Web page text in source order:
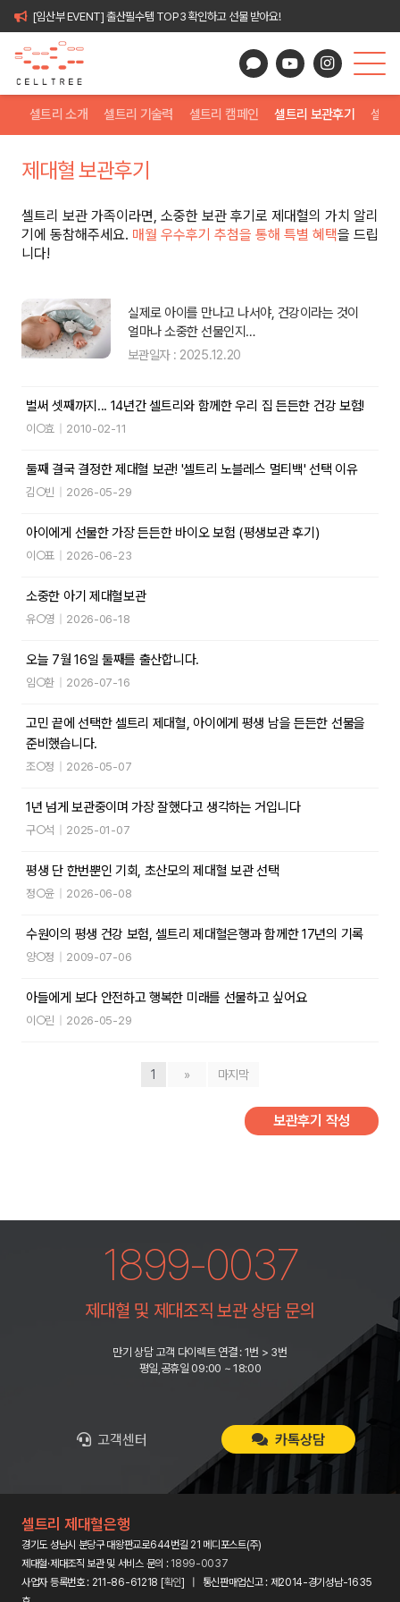
[임산부 EVENT] 출산필수템 TOP3 확인하고 선물 받아요!
셀트리 소개 셀트리 기술력 셀트리 캠페인 셀트리 보관후기 셀트
제대혈 보관후기
셀트리 보관 가족이라면, 소중한 보관 후기로 제대혈의 가치 알리
기에 동참해주세요. 매월 우수후기 추첨을 통해 특별 혜택을 드립
니다!
실제로 아이를 만나고 나서야, 건강이라는 것이
얼마나 소중한 선물인지…
보관일자 : 2025.12.20
벌써 셋째까지... 14년간 셀트리와 함께한 우리 집 든든한 건강 보험!
이○효 2010-02-11
둘째 결국 결정한 제대혈 보관! '셀트리 노블레스 멀티백' 선택 이유
김○빈 2026-05-29
아이에게 선물한 가장 든든한 바이오 보험 (평생보관 후기)
이○표 2026-06-23
소중한 아기 제대혈보관
유○영 2026-06-18
오늘 7월 16일 둘째를 출산합니다.
임○환 2026-07-16
고민 끝에 선택한 셀트리 제대혈, 아이에게 평생 남을 든든한 선물을
준비했습니다.
조○정 2026-05-07
1년 넘게 보관중이며 가장 잘했다고 생각하는 거입니다
구○석 2025-01-07
평생 단 한번뿐인 기회, 초산모의 제대혈 보관 선택
정○윤 2026-06-08
수원이의 평생 건강 보험, 셀트리 제대혈은행과 함께한 17년의 기록
양○정 2009-07-06
아들에게 보다 안전하고 행복한 미래를 선물하고 싶어요
이○린 2026-05-29
1 » 마지막
보관후기 작성
1899-0037
제대혈 및 제대조직 보관 상담 문의
만기 상담 고객 다이렉트 연결 : 1번 > 3번
평일,공휴일 09:00 ~ 18:00
고객센터 카톡상담
셀트리 제대혈은행
경기도 성남시 분당구 대왕판교로644번길 21 메디포스트(주)
제대혈·제대조직 보관 및 서비스 문의 : 1899-0037
사업자 등록번호 : 211-86-61218 [확인] | 통신판매업신고 : 제2014-경기성남-1635